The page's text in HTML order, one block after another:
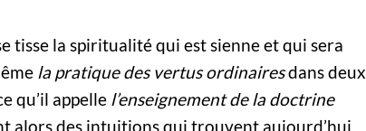
tisse la spiritualité qui est sienne et qui sera
la pratique des vertus ordinairesdans deux
qu’il appelle l’enseignement de la doctrine
alors des intuitions qui trouvent aujourd’hui